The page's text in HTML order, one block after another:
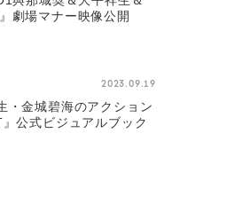
劇場マナー映像公開
2023.09.19
・⾦城碧海のアクション
公式ビジュアルブック